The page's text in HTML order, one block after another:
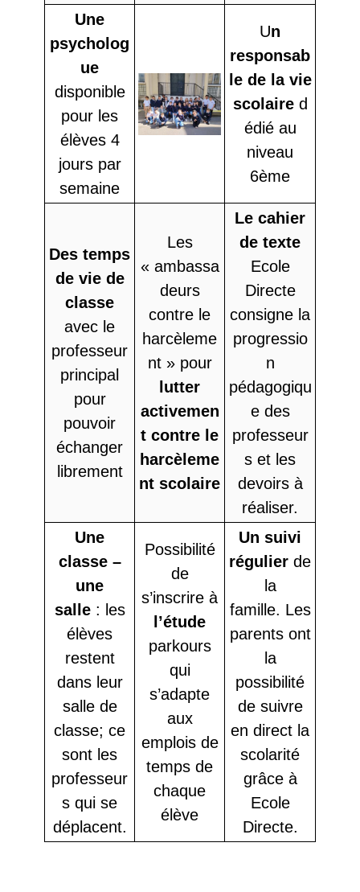
Une
psycholog
ue
disponible
pour les
élèves 4
jours par
semaine
Un
responsab
le de la vie
scolaired
édié au
niveau
6ème
Des temps
de vie de
classe
avec le
professeur
principal
pour
pouvoir
échanger
librement
Les
« ambassa
deurs
contre le
harcèleme
nt » pour
lutter
activemen
t contre le
harcèleme
nt scolaire
Le cahier
de texte
Ecole
Directe
consigne la
progressio
n
pédagogiqu
e des
professeur
s et les
devoirs à
réaliser.
Une
classe –
une
salle: les
élèves
restent
dans leur
salle de
classe; ce
sont les
professeur
s qui se
déplacent.
Possibilité
de
s’inscrire à
l’étude
parkours
qui
s’adapte
aux
emplois de
temps de
chaque
élève
Un suivi
régulier de
la
famille. Les
parents ont
la
possibilité
de suivre
en direct la
scolarité
grâce à
Ecole
Directe.